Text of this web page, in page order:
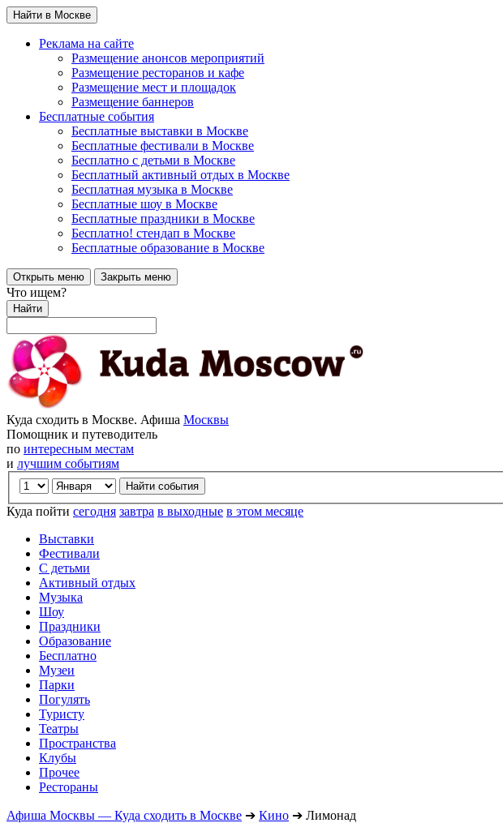
Найти в Москве
Реклама на сайте
Размещение анонсов мероприятий
Размещение ресторанов и кафе
Размещение мест и площадок
Размещение баннеров
Бесплатные события
Бесплатные выставки в Москве
Бесплатные фестивали в Москве
Бесплатно с детьми в Москве
Бесплатный активный отдых в Москве
Бесплатная музыка в Москве
Бесплатные шоу в Москве
Бесплатные праздники в Москве
Бесплатно! стендап в Москве
Бесплатные образование в Москве
Открыть меню Закрыть меню
Что ищем?
Найти
Куда сходить в Москве. Афиша Москвы
Помощник и путеводитель
по интересным местам
и лучшим событиям
Куда пойти сегодня завтра в выходные в этом месяце
Выставки
Фестивали
С детьми
Активный отдых
Музыка
Шоу
Праздники
Образование
Бесплатно
Музеи
Парки
Погулять
Туристу
Театры
Пространства
Клубы
Прочее
Рестораны
Афиша Москвы — Куда сходить в Москве ➔ Кино ➔ Лимонад